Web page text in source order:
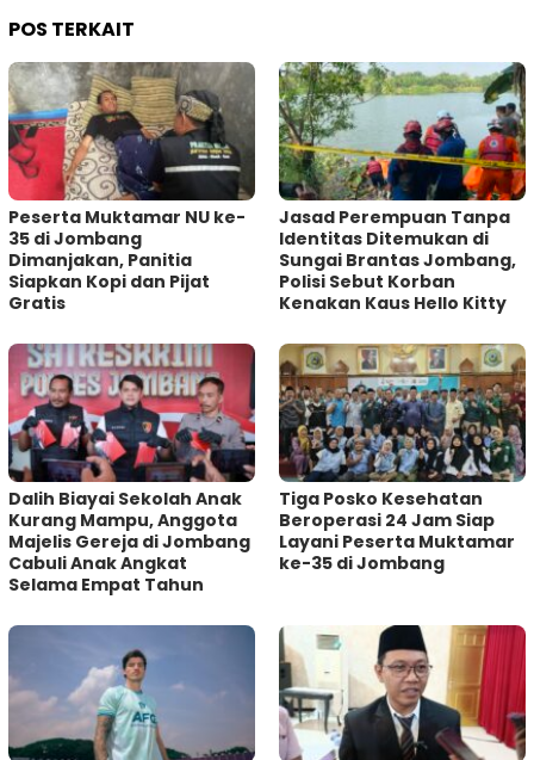
POS TERKAIT
Peserta Muktamar NU ke-
35 di Jombang
Dimanjakan, Panitia
Siapkan Kopi dan Pijat
Gratis
Jasad Perempuan Tanpa
Identitas Ditemukan di
Sungai Brantas Jombang,
Polisi Sebut Korban
Kenakan Kaus Hello Kitty
Dalih Biayai Sekolah Anak
Kurang Mampu, Anggota
Majelis Gereja di Jombang
Cabuli Anak Angkat
Selama Empat Tahun
Tiga Posko Kesehatan
Beroperasi 24 Jam Siap
Layani Peserta Muktamar
ke-35 di Jombang